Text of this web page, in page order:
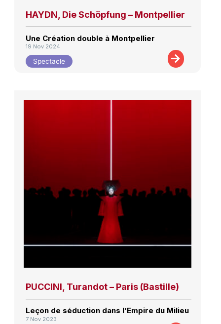
HAYDN, Die Schöpfung – Montpellier
Une Création double à Montpellier
19 Nov 2024
Spectacle
PUCCINI, Turandot – Paris (Bastille)
Leçon de séduction dans l’Empire du Milieu
7 Nov 2023